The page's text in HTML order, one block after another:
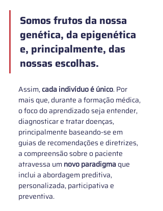
Somos frutos da nossa
genética, da epigenética
e, principalmente, das
nossas escolhas.
Assim, cada indivíduo é único. Por
mais que, durante a formação médica,
o foco do aprendizado seja entender,
diagnosticar e tratar doenças,
principalmente baseando-se em
guias de recomendações e diretrizes,
a compreensão sobre o paciente
atravessa um novo paradigma que
inclui a abordagem preditiva,
personalizada, participativa e
preventiva.